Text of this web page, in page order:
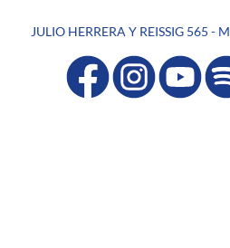
JULIO HERRERA Y REISSIG 565 -